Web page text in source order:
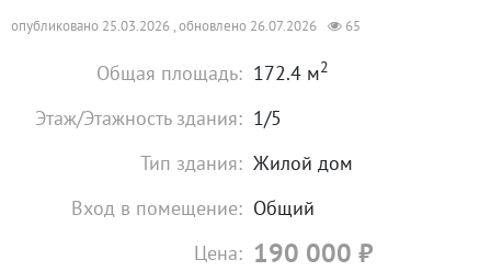
опубликовано 25.03.2026 , обновлено 26.07.2026 65
Общая площадь: 172.4 м2
Этаж/Этажность здания: 1/5
Тип здания: Жилой дом
Вход в помещение: Общий
Цена: 190 000 ₽